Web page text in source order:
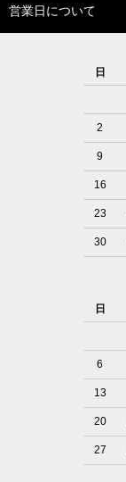
営業日について
日
2
9
16
23
30
日
6
13
20
27